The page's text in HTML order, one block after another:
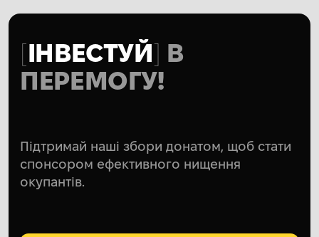
ІНВЕСТУЙ В
ПЕРЕМОГУ!
Підтримай наші збори донатом, щоб стати
спонсором ефективного нищення
окупантів.